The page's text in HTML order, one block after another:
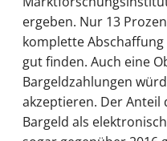
ergeben. Nur 13
komplette
gut finden. Auch eine
Bargeldzahlungen
akzeptieren. Der
Bargeld als